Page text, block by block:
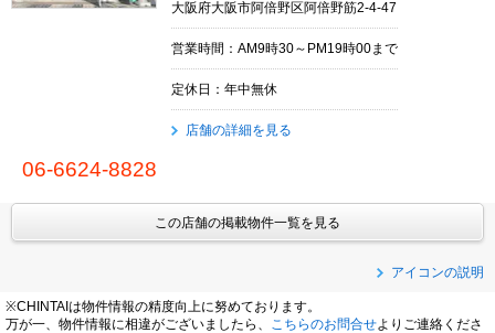
大阪府大阪市阿倍野区阿倍野筋2-4-47
営業時間：AM9時30～PM19時00まで
定休日：年中無休
店舗の詳細を見る
06-6624-8828
この店舗の掲載物件一覧を見る
アイコンの説明
※CHINTAIは物件情報の精度向上に努めております。
万が一、物件情報に相違がございましたら、
こちらのお問合せよりご連絡くださ